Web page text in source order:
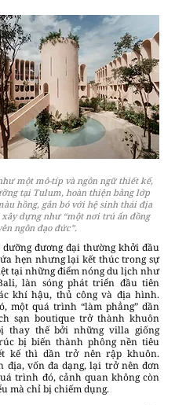
một mô-típ và ngôn ngữ thiết kế,
tại Tulum, hoàn thiện bằng lớp
hồng, gắn bó với hệ sinh thái địa
dựng như “một nơi trú ẩn đồng
ngôn đạo đức”.
dưỡng đương đại thường khởi đầu
hẹn nhưng lại kết thúc trong sự
tại những điểm nóng du lịch như
làn sóng phát triển đầu tiên
khí hậu, thủ công và địa hình.
một quá trình “làm phẳng” dần
sạn boutique trở thành khuôn
thay thế bởi những villa giống
bị biến thành phông nền tiêu
kế thì dần trở nên rập khuôn.
địa, vốn đa dạng, lại trở nên đơn
trình đó, cảnh quan không còn
mà chỉ bị chiếm dụng.